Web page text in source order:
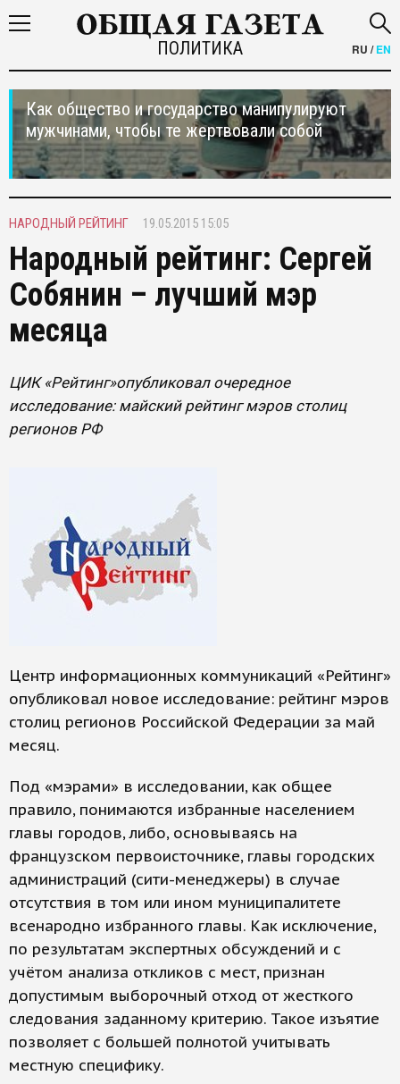
ПОЛИТИКА RU /EN
Как общество и государство манипулируют
мужчинами, чтобы те жертвовали собой
НАРОДНЫЙ РЕЙТИНГ 19.05.2015 15:05
Народный рейтинг: Сергей
Собянин – лучший мэр
месяца
ЦИК «Рейтинг»опубликовал очередное
исследование: майский рейтинг мэров столиц
регионов РФ
Центр информационных коммуникаций «Рейтинг»
опубликовал новое исследование: рейтинг мэров
столиц регионов Российской Федерации за май
месяц.
Под «мэрами» в исследовании, как общее
правило, понимаются избранные населением
главы городов, либо, основываясь на
французском первоисточнике, главы городских
администраций (сити-менеджеры) в случае
отсутствия в том или ином муниципалитете
всенародно избранного главы. Как исключение,
по результатам экспертных обсуждений и с
учётом анализа откликов с мест, признан
допустимым выборочный отход от жесткого
следования заданному критерию. Такое изъятие
позволяет с большей полнотой учитывать
местную специфику.